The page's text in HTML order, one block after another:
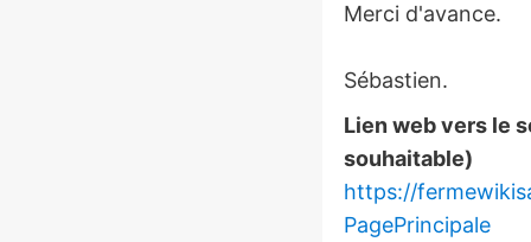
Merci d'avance.
Sébastien.
Lien web vers le
souhaitable)
https://
PagePrincipale